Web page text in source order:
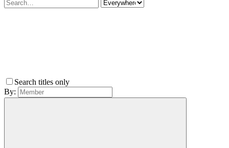
Search titles only
By: